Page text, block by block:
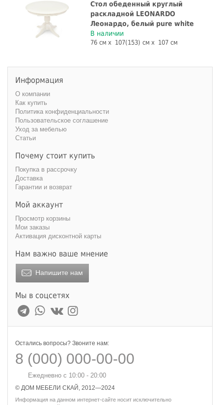
Стол обеденный круглый
раскладной LEONARDO
Леонардо, белый pure white
В наличии
76 см 107(153) см 107 см
Информация
О компании
Как купить
Политика конфиденциальности
Пользовательское соглашение
Уход за мебелью
Статьи
Почему стоит купить
Покупка в рассрочку
Доставка
Гарантии и возврат
Мой аккаунт
Просмотр корзины
Мои заказы
Активация дисконтной карты
Нам важно ваше мнение
Напишите нам
Мы в соцсетях
Остались вопросы? Звоните нам:
8 (000) 000-00-00
Ежедневно с 10:00 - 20:00
© ДОМ МЕБЕЛИ СКАЙ, 2012—2024
Информация на данном интернет-сайте носит исключительно